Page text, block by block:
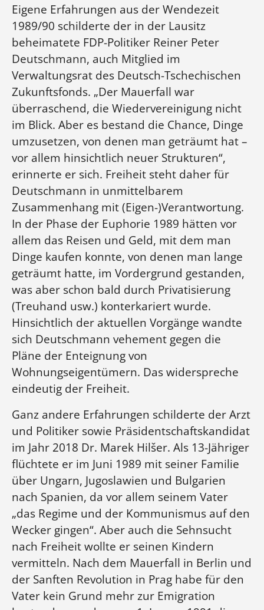
Eigene Erfahrungen aus der Wendezeit
1989/90 schilderte der in der Lausitz
beheimatete FDP-Politiker Reiner Peter
Deutschmann, auch Mitglied im
Verwaltungsrat des Deutsch-Tschechischen
Zukunftsfonds. „Der Mauerfall war
überraschend, die Wiedervereinigung nicht
im Blick. Aber es bestand die Chance, Dinge
umzusetzen, von denen man geträumt hat –
vor allem hinsichtlich neuer Strukturen“,
erinnerte er sich. Freiheit steht daher für
Deutschmann in unmittelbarem
Zusammenhang mit (Eigen-)Verantwortung.
In der Phase der Euphorie 1989 hätten vor
allem das Reisen und Geld, mit dem man
Dinge kaufen konnte, von denen man lange
geträumt hatte, im Vordergrund gestanden,
was aber schon bald durch Privatisierung
(Treuhand usw.) konterkariert wurde.
Hinsichtlich der aktuellen Vorgänge wandte
sich Deutschmann vehement gegen die
Pläne der Enteignung von
Wohnungseigentümern. Das widerspreche
eindeutig der Freiheit.
Ganz andere Erfahrungen schilderte der Arzt
und Politiker sowie Präsidentschaftskandidat
im Jahr 2018 Dr. Marek Hilšer. Als 13-Jähriger
flüchtete er im Juni 1989 mit seiner Familie
über Ungarn, Jugoslawien und Bulgarien
nach Spanien, da vor allem seinem Vater
„das Regime und der Kommunismus auf den
Wecker gingen“. Aber auch die Sehnsucht
nach Freiheit wollte er seinen Kindern
vermitteln. Nach dem Mauerfall in Berlin und
der Sanften Revolution in Prag habe für den
Vater kein Grund mehr zur Emigration